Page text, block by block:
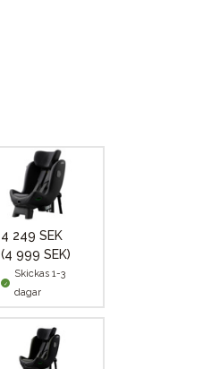
4 249 SEK
(4 999 SEK)
Skickas 1-3
dagar